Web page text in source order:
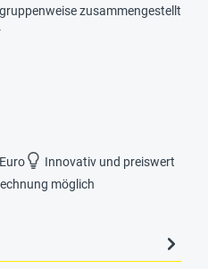
zusammengestellt
Innovativ und preiswert
möglich